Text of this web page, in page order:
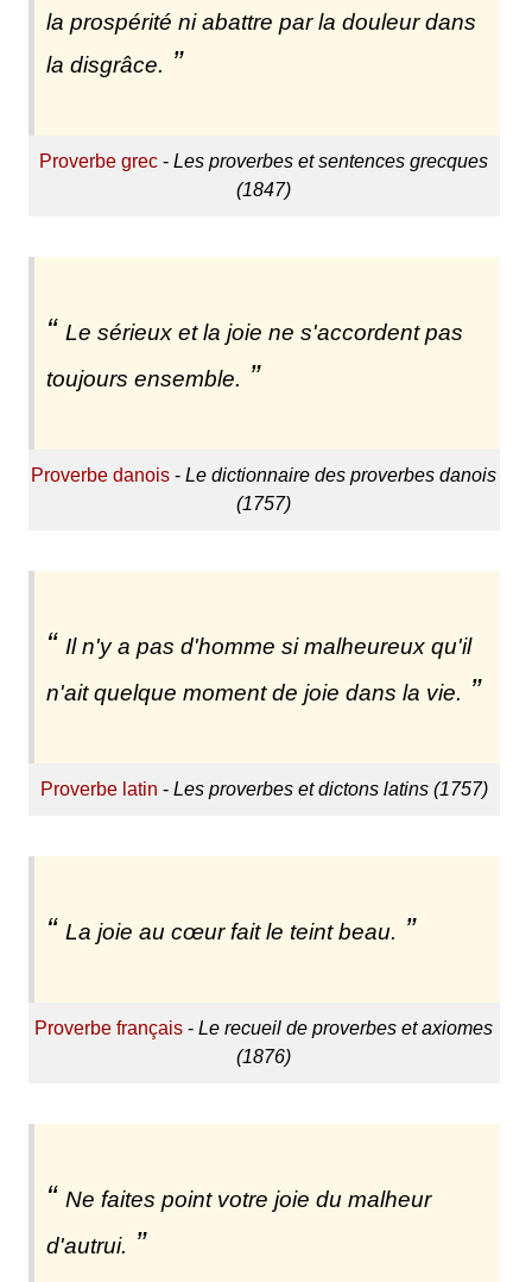
la prospérité ni abattre par la douleur dans
la disgrâce.
Proverbe grec -Les proverbes et sentences grecques
(1847)
Le sérieux et la joie ne s'accordent pas
toujours ensemble.
Proverbe danois -Le dictionnaire des proverbes danois
(1757)
Il n'y a pas d'homme si malheureux qu'il
n'ait quelque moment de joie dans la vie.
Proverbe latin - Les proverbes et dictons latins (1757)
La joie au cœur fait le teint beau.
Proverbe français -Le recueil de proverbes et axiomes
(1876)
Ne faites point votre joie du malheur
d'autrui.